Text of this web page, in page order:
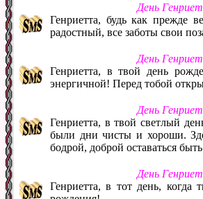
День
Генриетта, будь как прежде
радостный, все заботы свои
День
Генриетта, в твой день
энергичной! Перед тобой
День
Генриетта, в твой светлый
были дни чисты и хороши.
бодрой, доброй оставаться
День
Генриетта, в тот день,